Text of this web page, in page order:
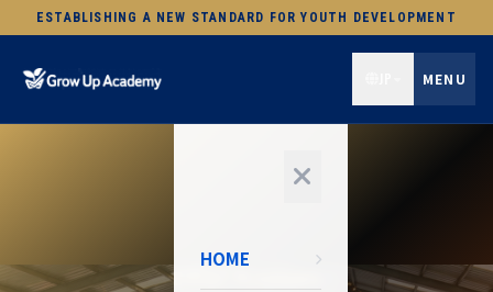
ESTABLISHING A NEW STANDARD FOR YOUTH DEVELOPMENT
MENU
HOME
EVENT PLANNING